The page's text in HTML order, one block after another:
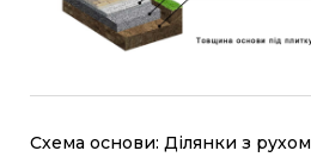
Схема основи: Ділянки з рухом